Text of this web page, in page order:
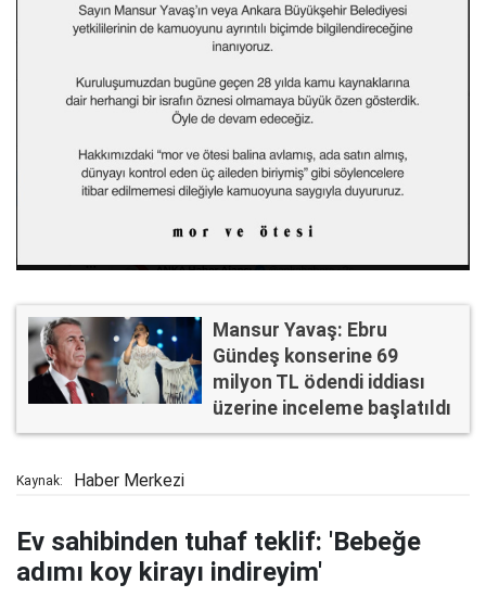
Mansur Yavaş: Ebru
Gündeş konserine 69
milyon TL ödendi iddiası
üzerine inceleme başlatıldı
Kaynak: Haber Merkezi
Ev sahibinden tuhaf teklif: 'Bebeğe
adımı koy kirayı indireyim'